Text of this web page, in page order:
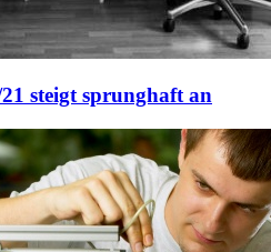
steigt sprunghaft an